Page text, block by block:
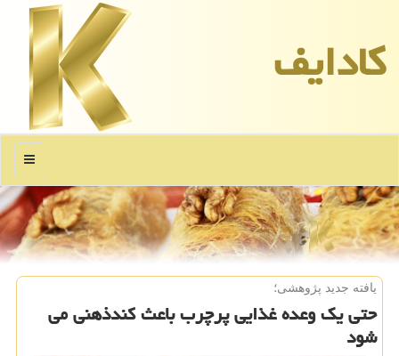
كادایف
منو
یافته جدید پژوهشی؛
حتی یك وعده غذایی پرچرب باعث كندذهنی می
شود